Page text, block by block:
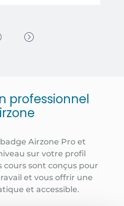
professionnel
Airzone Pro et
sur votre profil
cours sont conçus pour
et vous offrir une
et accessible.